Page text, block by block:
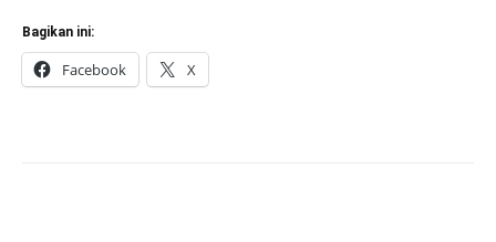
Bagikan ini:
Facebook X